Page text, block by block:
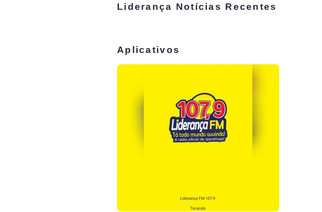
Liderança Notícias Recentes
Aplicativos